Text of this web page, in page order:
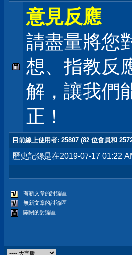
意見反應
請盡量將您
想、指教反
解，讓我們
正！
目前線上使用者: 25807 (82 位會員和
歷史記錄是在2019-07-17 01:22
有新文章的討論區
無新文章的討論區
關閉的討論區